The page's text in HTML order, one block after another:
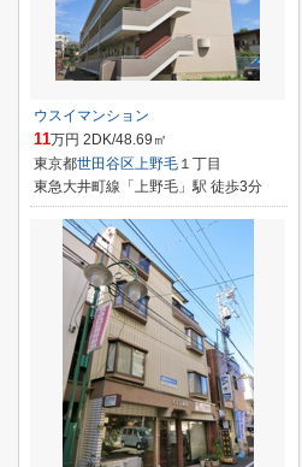
ウスイマンション
11万円 2DK/48.69㎡
東京都世田谷区上野毛 １丁目
東急大井町線「上野毛」駅 徒歩3分